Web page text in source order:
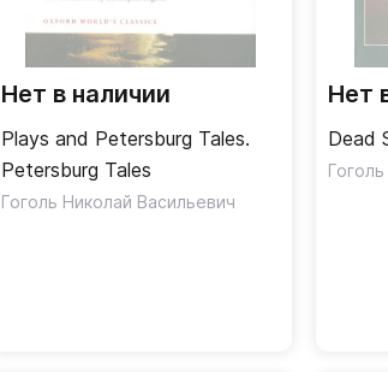
Нет в наличии
Plays and Petersburg Tales.
Petersburg Tales
Гоголь Николай Васильевич
Нет
Dead